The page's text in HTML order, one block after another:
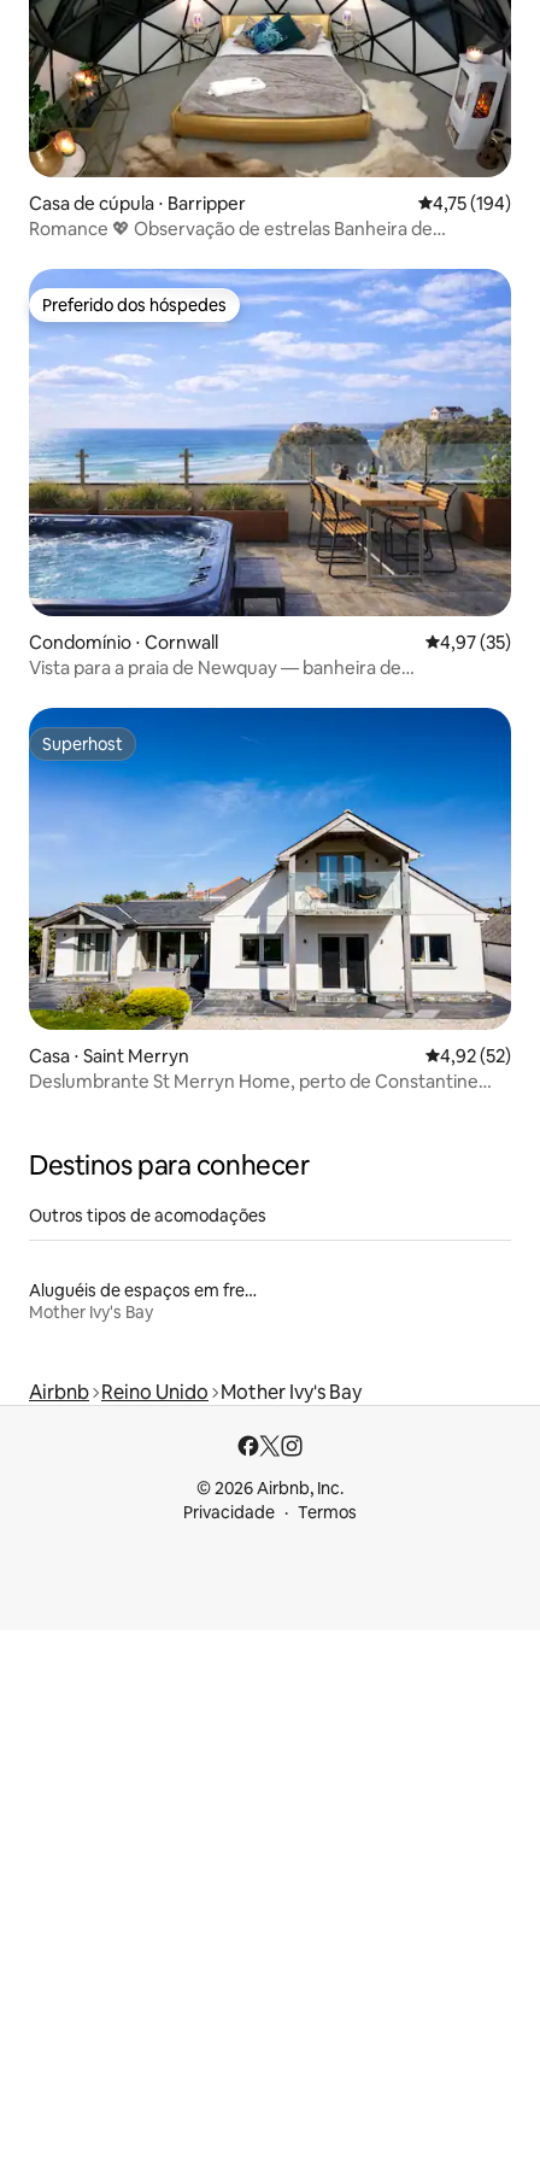
Casa de cúpula ⋅ Barripper 4,75 de uma
4,75 (194)
Romance 💖 Observação de estrelas Banheira de
Preferido dos hóspedes
Preferido dos hóspedes
Condomínio ⋅ Cornwall 4,97 de uma
4,97 (35)
Vista para a praia de Newquay — banheira de
Superhost
Superhost
Casa ⋅ Saint Merryn 4,92 de uma
4,92 (52)
Deslumbrante St Merryn Home, perto de Constantine
Destinos para conhecer
Outros tipos de acomodações
Aluguéis de espaços em frente à praia
Mother Ivy's Bay
Airbnb Reino Unido Mother Ivy's Bay
© 2026 Airbnb, Inc.
Privacidade
Termos